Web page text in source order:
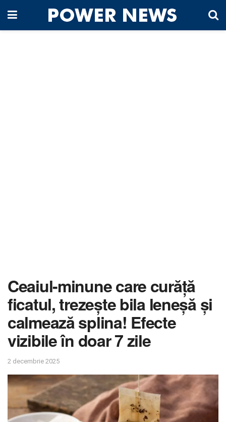
Ceaiul-minune care curăță
ficatul, trezește bila leneșă și
calmează splina! Efecte
vizibile în doar 7 zile
2 decembrie 2025